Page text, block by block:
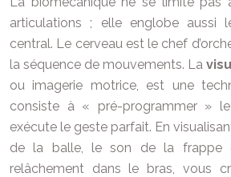
articulations ; elle englobe aussi
central. Le cerveau est le chef
la séquence de mouvements. La
ou imagerie motrice, est une
consiste à « pré-programmer » le
exécute le geste parfait. En
de la balle, le son de la frappe
relâchement dans le bras, vous